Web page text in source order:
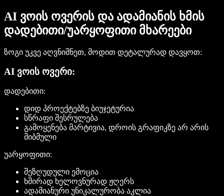
AI ვოის ოვერის და ადამიანის ხმის
დადებითი/უარყოფითი მხარეები
ზოგი უკვე აღვნიშნეთ, მოდით დეტალურად დავყოთ:
AI ვოის ოვერი:
დადებითი:
დიდ პროექტებზე ბიუჯეტურია
სწრაფი შესრულება
გამოყენება მარტივია, დროის გრაფიკზე არ არის
მიბმული
უარყოფითი:
შეზღუდული ემოცია
ხშირად ხელოვნურად ჟღერს
ადამიანური უნიკალურობა აკლია